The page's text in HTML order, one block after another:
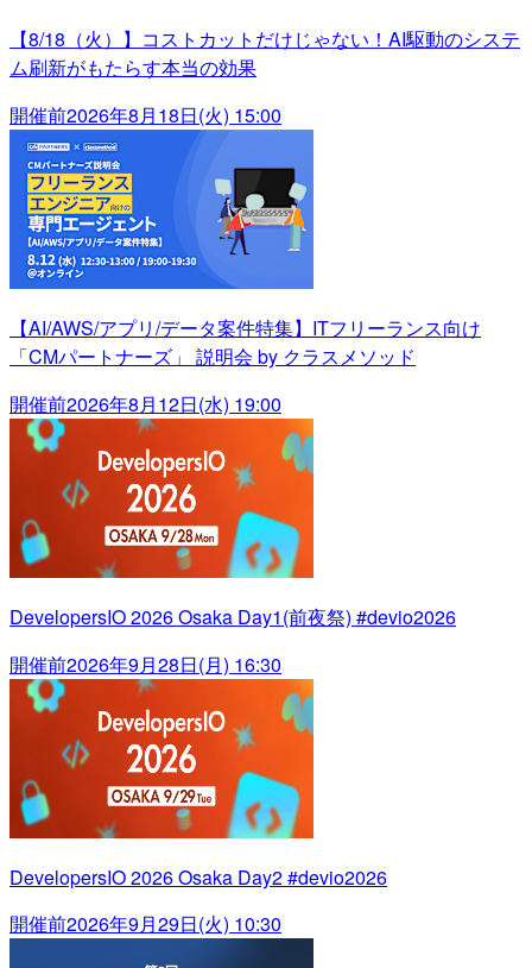
【8/18（火）】コストカットだけじゃない！AI駆動のシステ
ム刷新がもたらす本当の効果
開催前2026年8月18日(火) 15:00
【AI/AWS/アプリ/データ案件特集】ITフリーランス向け
「CMパートナーズ」 説明会 by クラスメソッド
開催前2026年8月12日(水) 19:00
DevelopersIO 2026 Osaka Day1(前夜祭) #devio2026
開催前2026年9月28日(月) 16:30
DevelopersIO 2026 Osaka Day2 #devio2026
開催前2026年9月29日(火) 10:30